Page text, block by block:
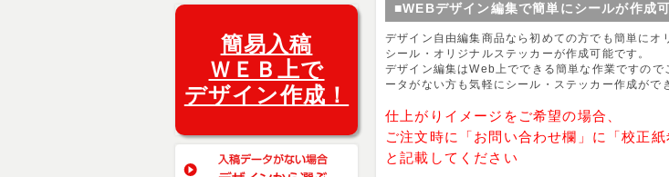
簡易入稿
ＷＥＢ上で
デザイン作成！
■WEBデザイン編集で簡単にシールが作成
デザイン自由編集商品なら初めての方でも簡単にオ
シール・オリジナルステッカーが作成可能です。
デザイン編集はWeb上でできる簡単な作業ですので
ータがない方も気軽にシール・ステッカー作成がで
仕上がりイメージをご希望の場合、
ご注文時に「お問い合わせ欄」に「校正紙
と記載してください